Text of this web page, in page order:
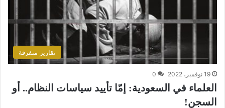
تقارير متفرقة
19 نوفمبر، 2022 0
العلماء في السعودية: إمّا تأييد سياسات النظام.. أو
السجن!